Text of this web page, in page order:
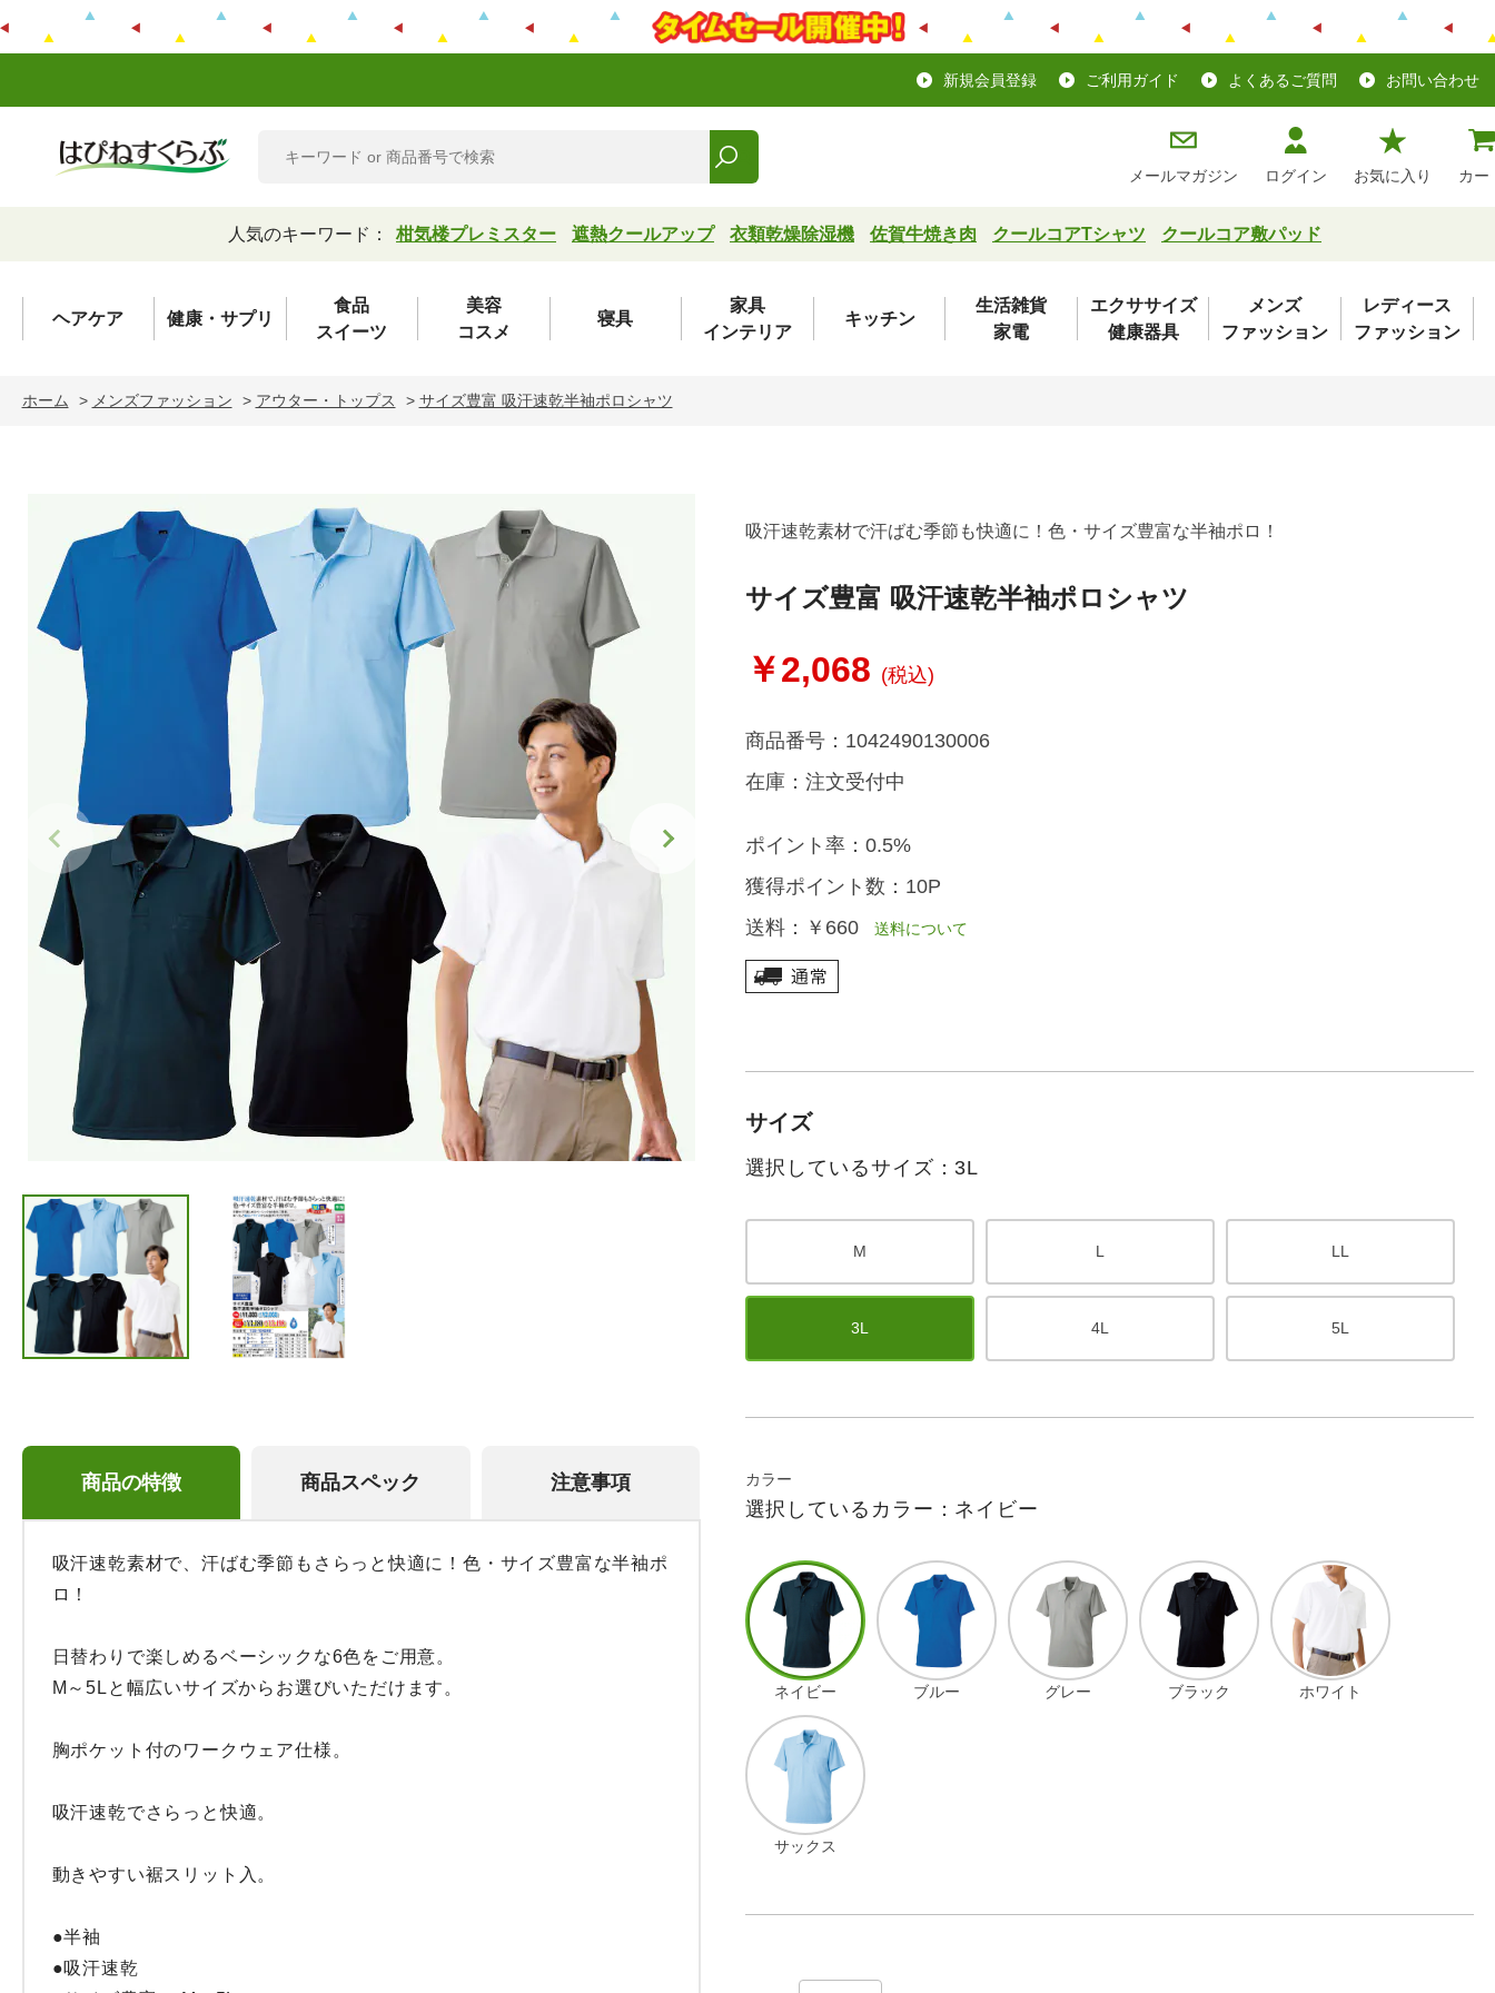
新規会員登録 ご利用ガイド よくあるご質問 お問い合わせ
メールマガジン ログイン お気に入り カー
人気のキーワード： 柑気楼プレミスター 遮熱クールアップ 衣類乾燥除湿機 佐賀牛焼き肉 クールコアTシャツ クールコア敷パッド
ヘアケア 健康・サプリ
食品
スイーツ
美容
コスメ
寝具
家具
インテリア
キッチン
生活雑貨
家電
エクササイズ
健康器具
メンズ
ファッション
レディース
ファッション
ホーム > メンズファッション > アウター・トップス > サイズ豊富 吸汗速乾半袖ポロシャツ
商品の特徴 商品スペック 注意事項
吸汗速乾素材で、汗ばむ季節もさらっと快適に！色・サイズ豊富な半袖ポ
ロ！
日替わりで楽しめるベーシックな6色をご用意。
M～5Lと幅広いサイズからお選びいただけます。
胸ポケット付のワークウェア仕様。
吸汗速乾でさらっと快適。
動きやすい裾スリット入。
●半袖
●吸汗速乾
吸汗速乾素材で汗ばむ季節も快適に！色・サイズ豊富な半袖ポロ！
サイズ豊富 吸汗速乾半袖ポロシャツ
￥2,068 (税込)
商品番号： 1042490130006
在庫： 注文受付中
ポイント率： 0.5%
獲得ポイント数： 10P
送料： ￥660送料について
サイズ
選択しているサイズ：3L
M L LL
3L 4L 5L
カラー
選択しているカラー：ネイビー
ネイビー ブルー グレー ブラック ホワイト
サックス